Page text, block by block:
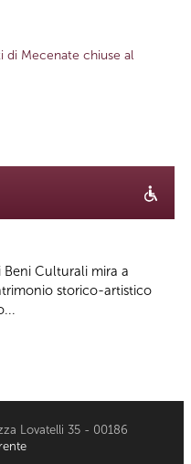
di Mecenate chiuse al
Culturali mira a
storico-artistico
Lovatelli 35 - 00186